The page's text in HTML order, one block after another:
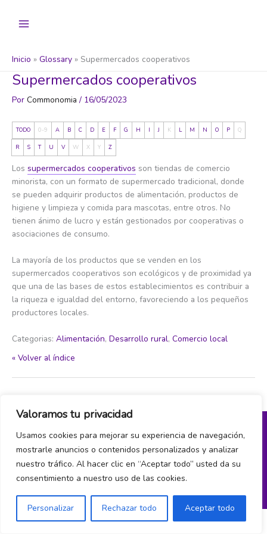
Valoramos tu privacidad
Usamos cookies para mejorar su experiencia de navegación,
mostrarle anuncios o contenidos personalizados y analizar
nuestro tráfico. Al hacer clic en “Aceptar todo” usted da su
consentimiento a nuestro uso de las cookies.
Personalizar Rechazar todo Aceptar todo
Inicio Glossary Supermercados cooperativos
Supermercados cooperativos
Por Commonomia / 16/05/2023
TODO 0-9 A B C D E F G H J K L M N O P Q
R S T U V W X Y Z
Los supermercados cooperativos son tiendas de comercio
minorista, con un formato de supermercado tradicional, donde
se pueden adquirir productos de alimentación, productos de
higiene y limpieza y comida para mascotas, entre otros. No
tienen ánimo de lucro y están gestionados por cooperativas o
asociaciones de consumo.
La mayoría de los productos que se venden en los
supermercados cooperativos son ecológicos y de proximidad ya
que una de las bases de estos establecimientos es contribuir a
la riqueza e igualdad del entorno, favoreciendo a los pequeños
productores locales.
Categorias: Alimentación, Desarrollo rural, Comercio local
« Volver al índice
Política de privacidad y cookies
¿Hablamos?